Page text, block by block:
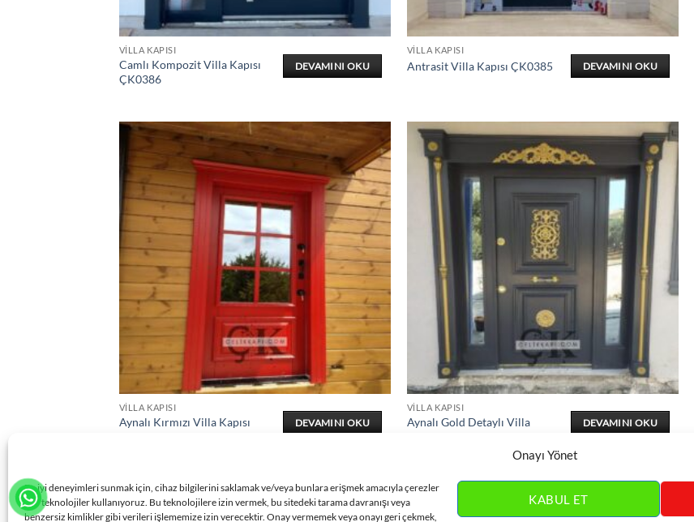
Onayı Yönet
En iyi deneyimleri sunmak için, cihaz bilgilerini saklamak ve/veya bunlara erişmek amacıyla çerezler
gibi teknolojiler kullanıyoruz. Bu teknolojilere izin vermek, bu sitedeki tarama davranışı veya
benzersiz kimlikler gibi verileri işlememize izin verecektir. Onay vermemek veya onayı geri çekmek,
KABUL ET
VILLA KAPISI
Camlı Kompozit Villa Kapısı
ÇK0386
DEVAMINI OKU
VILLA KAPISI
Antrasit Villa Kapısı ÇK0385 DEVAMINI OKU
VILLA KAPISI
Aynalı Kırmızı Villa Kapısı
DEVAMINI OKU
VILLA KAPISI
Aynalı Gold Detaylı Villa
DEVAMINI OKU